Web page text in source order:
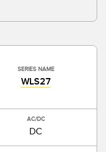
SERIES NAME
WLS27
AC/DC
DC